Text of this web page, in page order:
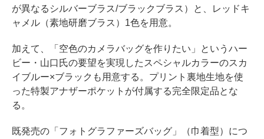
が異なるシルバーブラス/ブラックブラス）と、レッドキ
ャメル（素地研磨ブラス）1色を用意。
加えて、「空色のカメラバッグを作りたい」というハー
ビー・山口氏の要望を実現したスペシャルカラーのスカ
イブルー×ブラックも用意する。プリント裏地生地を使
った特製アナザーポケットが付属する完全限定品とな
る。
既発売の「フォトグラファーズバッグ」（巾着型）につ